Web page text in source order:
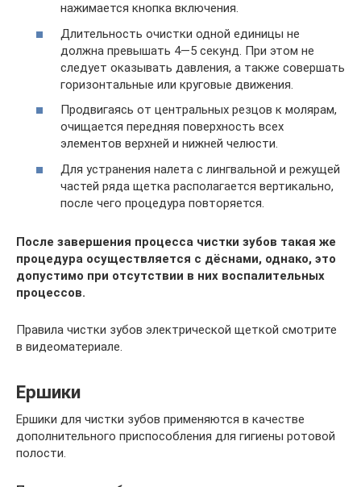
нажимается кнопка включения.
Длительность очистки одной единицы не
должна превышать 4—5 секунд. При этом не
следует оказывать давления, а также совершать
горизонтальные или круговые движения.
Продвигаясь от центральных резцов к молярам,
очищается передняя поверхность всех
элементов верхней и нижней челюсти.
Для устранения налета с лингвальной и режущей
частей ряда щетка располагается вертикально,
после чего процедура повторяется.
После завершения процесса чистки зубов такая же
процедура осуществляется с дёснами, однако, это
допустимо при отсутствии в них воспалительных
процессов.
Правила чистки зубов электрической щеткой смотрите
в видеоматериале.
Ершики
Ершики для чистки зубов применяются в качестве
дополнительного приспособления для гигиены ротовой
полости.